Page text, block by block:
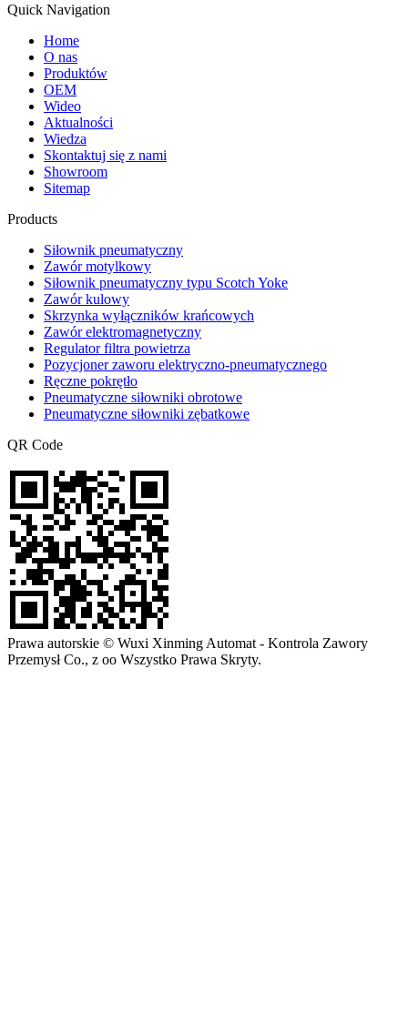
Quick Navigation
Home
O nas
Produktów
OEM
Wideo
Aktualności
Wiedza
Skontaktuj się z nami
Showroom
Sitemap
Products
Siłownik pneumatyczny
Zawór motylkowy
Siłownik pneumatyczny typu Scotch Yoke
Zawór kulowy
Skrzynka wyłączników krańcowych
Zawór elektromagnetyczny
Regulator filtra powietrza
Pozycjoner zaworu elektryczno-pneumatycznego
Ręczne pokrętło
Pneumatyczne siłowniki obrotowe
Pneumatyczne siłowniki zębatkowe
QR Code
Prawa autorskie © Wuxi Xinming Automat - Kontrola Zawory
Przemysł Co., z oo Wszystko Prawa Skryty.